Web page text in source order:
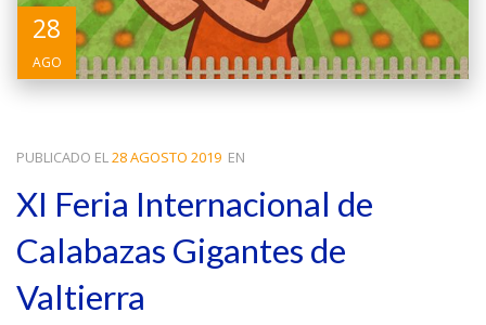
28
AGO
PUBLICADO EL28 AGOSTO 2019 EN
XI Feria Internacional de
Calabazas Gigantes de
Valtierra